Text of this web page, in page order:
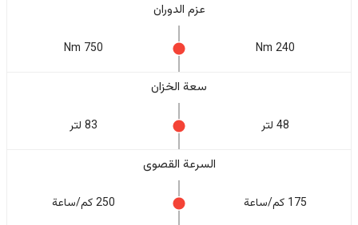
عزم الدوران
240 Nm
750 Nm
سعة الخزان
48 لتر 83 لتر
السرعة القصوى
175 كم/ساعة 250 كم/ساعة